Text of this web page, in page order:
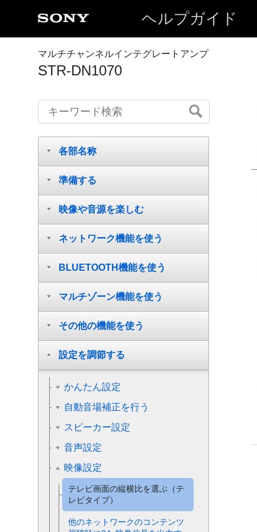
ヘルプガイド
マルチチャンネルインテグレートアンプ
STR-DN1070
各部名称
準備する
映像や音源を楽しむ
ネットワーク機能を使う
BLUETOOTH機能を使う
マルチゾーン機能を使う
その他の機能を使う
設定を調節する
かんたん設定
自動音場補正を行う
スピーカー設定
音声設定
映像設定
テレビ画面の縦横比を選ぶ（テ
レビタイプ）
他のネットワークのコンテンツ